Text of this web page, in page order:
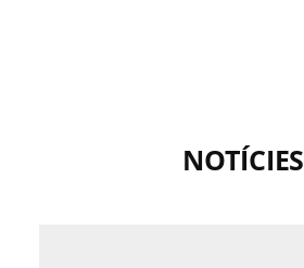
NOTÍCIES